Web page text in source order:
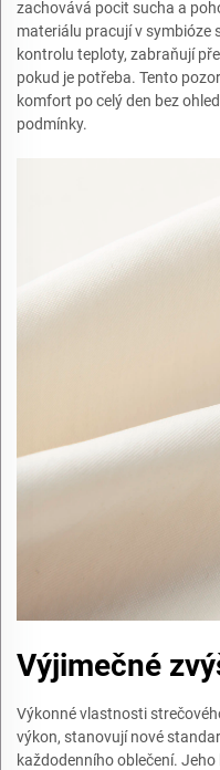
zachovává pocit sucha a
materiálu pracují v symbióze
kontrolu teploty, zabraňují
pokud je potřeba. Tento
komfort po celý den bez
podmínky.
Výjimečné
Výkonné vlastnosti
výkon, stanovují nové
každodenního oblečení.